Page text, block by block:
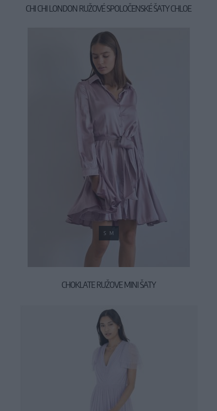
CHI CHI LONDON RUŽOVÉ SPOLOČENSKÉ ŠATY CHLOE
99,90 €49,90 €
S M
CHOKLATE RUŽOVE MINI ŠATY
69,90 €